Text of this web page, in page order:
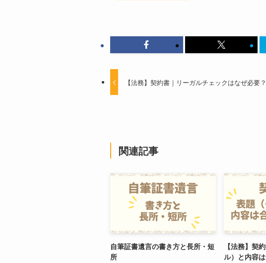
【法務】契約書｜リーガルチェックはなぜ必要？
関連記事
自筆証書遺言の書き方と長所・短
所
【法務】契
ル）と内容